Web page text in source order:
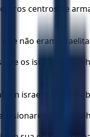
centros de
que não eram
que os israelitas
israelita para
os